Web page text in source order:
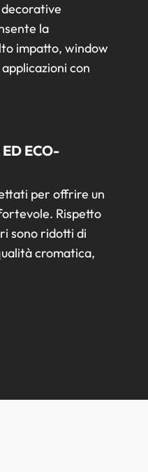
la
impatto, window
con
ECO-
per offrire un
Rispetto
sono ridotti di
cromatica,